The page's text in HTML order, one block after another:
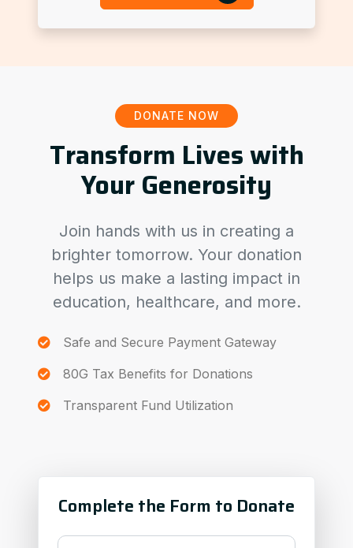
DONATE NOW
Transform Lives with
Your Generosity
Join hands with us in creating a
brighter tomorrow. Your donation
helps us make a lasting impact in
education, healthcare, and more.
Safe and Secure Payment Gateway
80G Tax Benefits for Donations
Transparent Fund Utilization
Complete the Form to Donate